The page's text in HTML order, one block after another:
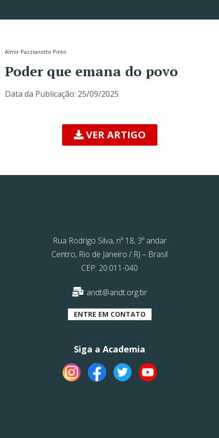
Almir Pazzianotto Pinto
Poder que emana do povo
Data da Publicação: 25/09/2025
VER ARTIGO
Rua Rodrigo Silva, nº 18, 3º andar
Centro, Rio de Janeiro / RJ – Brasil
CEP: 20.011-040
andt@andt.org.br
ENTRE EM CONTATO
Siga a Academia